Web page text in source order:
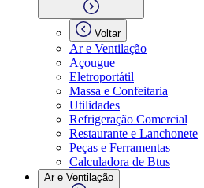
Voltar
Ar e Ventilação
Açougue
Eletroportátil
Massa e Confeitaria
Utilidades
Refrigeração Comercial
Restaurante e Lanchonete
Peças e Ferramentas
Calculadora de Btus
Ar e Ventilação